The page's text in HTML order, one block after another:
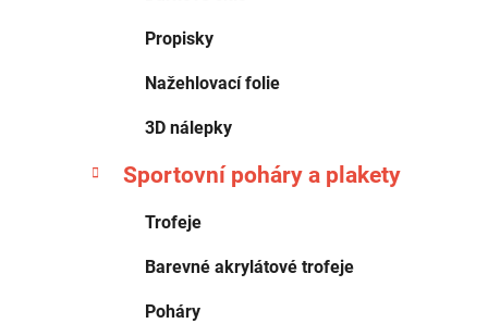
Propisky
Nažehlovací folie
3D nálepky
Sportovní poháry a plakety
Trofeje
Barevné akrylátové trofeje
Poháry